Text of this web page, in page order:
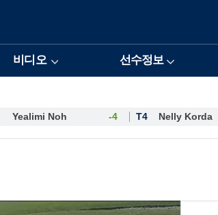
비디오 선수정보
Yealimi Noh -4 T4 Nelly Korda